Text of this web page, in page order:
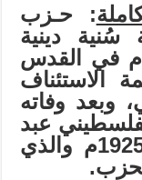
: حـزب
سُنية دينية
سياسية، تأسس سنة 1953م في القدس
الاستئناف
وبعد وفاته
أصبح الفلسطيني عبد
القديم زلوم المولود سنة 1925م والذي